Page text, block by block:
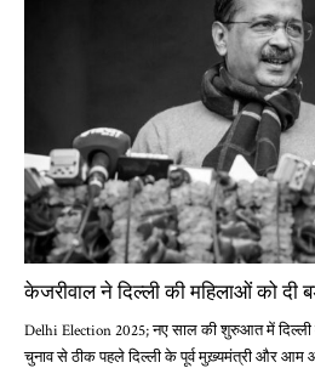
केजरीवाल ने दिल्ली की महिलाओं को दी
Delhi Election 2025; नए साल की शुरुआत में दिल्ली
चुनाव से ठीक पहले दिल्ली के पूर्व मुख़्यमंत्री और आम